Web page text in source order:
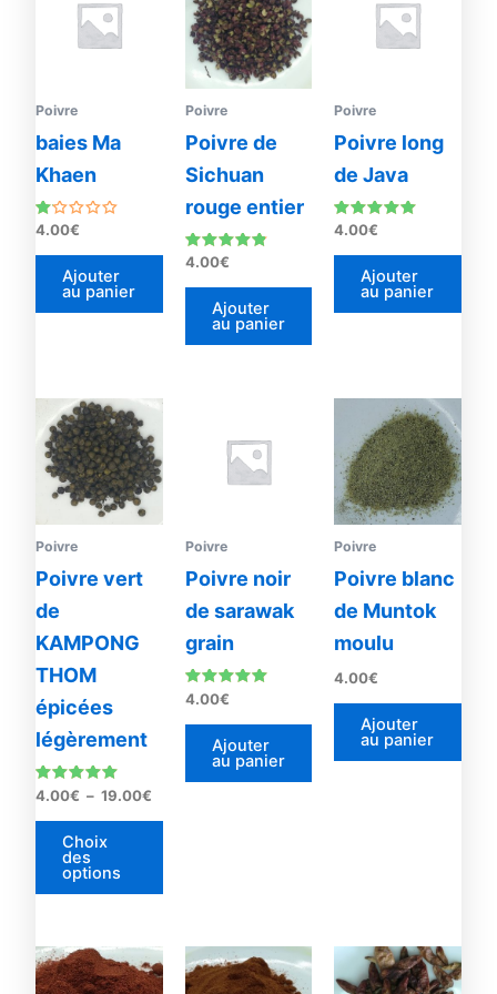
Poivre
baies Ma
Khaen
Note
sur
4.00€
Ajouter
au panier
Poivre
Poivre de
Sichuan
rouge entier
Note
sur 5
4.00€
Ajouter
au panier
Poivre
Poivre long
de Java
Note
sur 5
4.00€
Ajouter
au panier
Poivre
Poivre vert
de
KAMPONG
THOM
épicées
légèrement
Note
5.00
sur 5
4.00€ – 19.00€
Plage
prix :
4.00€
à
Choix
des
options
Ce
a
plusieurs
Les
options
être
choisies
sur
page
produit
Poivre
Poivre noir
de sarawak
grain
Note
5.00
sur 5
4.00€
Ajouter
au panier
Poivre
Poivre blanc
de Muntok
moulu
4.00€
Ajouter
au panier